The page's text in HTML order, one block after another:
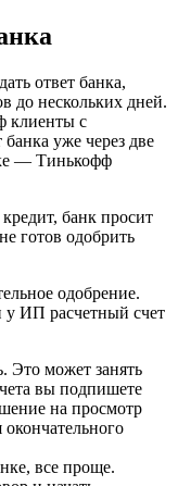
ответ банка,
до нескольких дней.
клиенты с
уже через две
— Тинькофф
банк просит
готов одобрить
одобрение.
у ИП расчетный счет
Это может занять
вы подпишете
на просмотр
все проще.